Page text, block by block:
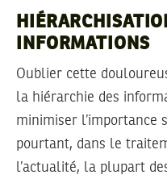
INFORMATIONS
Oublier cette
la hiérarchie des
minimiser l’importance
pourtant, dans le
l’actualité, la plupart